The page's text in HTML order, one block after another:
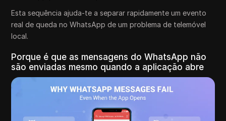
Esta sequência ajuda-te a separar rapidamente um evento
real de queda no WhatsApp de um problema de telemóvel
local.
Porque é que as mensagens do WhatsApp não
são enviadas mesmo quando a aplicação abre